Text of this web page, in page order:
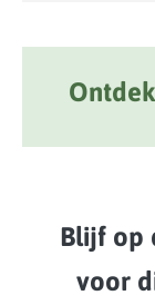
Blijf op
voor